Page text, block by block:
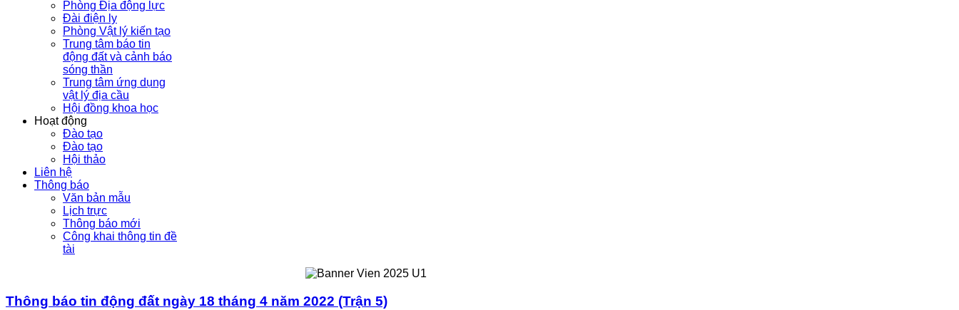
Phòng Địa động lực
Đài điện ly
Phòng Vật lý kiến tạo
Trung tâm báo tin
động đất và cảnh báo
sóng thần
Trung tâm ứng dụng
vật lý địa cầu
Hội đồng khoa học
Hoạt động
Đào tạo
Đào tạo
Hội thảo
Liên hệ
Thông báo
Văn bản mẫu
Lịch trực
Thông báo mới
Công khai thông tin đề
tài
Thông báo tin động đất ngày 18 tháng 4 năm 2022 (Trận 5)